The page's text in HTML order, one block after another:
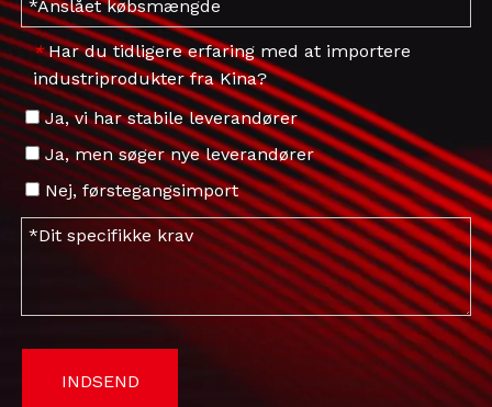
* Har du tidligere erfaring med at importere
industriprodukter fra Kina?
Ja, vi har stabile leverandører
Ja, men søger nye leverandører
Nej, førstegangsimport
INDSEND